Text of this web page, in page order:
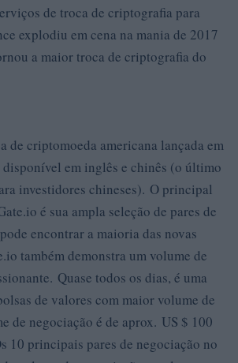
de troca de criptografia para
explodiu em cena na mania de 2017
a maior troca de criptografia do
de criptomoeda americana lançada em
em inglês e chinês (o último
investidores chineses). O principal
é sua ampla seleção de pares de
encontrar a maioria das novas
também demonstra um volume de
Quase todos os dias, é uma
de valores com maior volume de
de negociação é de aprox. US $ 100
10 principais pares de negociação no